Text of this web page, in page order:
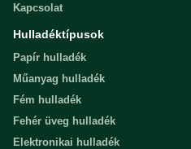
Kapcsolat
Hulladéktípusok
Papír hulladék
Műanyag hulladék
Fém hulladék
Fehér üveg hulladék
Elektronikai hulladék